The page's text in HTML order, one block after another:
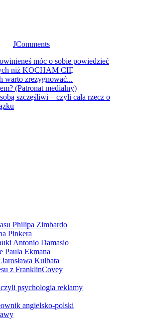
JComments
móc o sobie powiedzieć
niż KOCHAM CIĘ
warto zrezygnować...
(Patronat medialny)
szczęśliwi – czyli cała rzecz o
Philipa Zimbardo
Pinkera
Antonio Damasio
Paula Ekmana
Kulbata
z FranklinCovey
psychologia reklamy
angielsko-polski